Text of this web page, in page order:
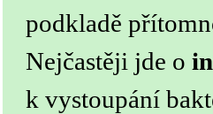
podkladě
Nejčastěji jde o
k vystoupání